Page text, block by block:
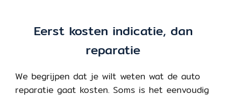
Eerst kosten indicatie, dan
reparatie
We begrijpen dat je wilt weten wat de auto
reparatie gaat kosten. Soms is het eenvoudig